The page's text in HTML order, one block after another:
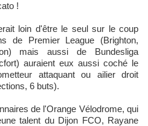
!
loin d'être le seul sur le coup
de Premier League (Brighton,
mais aussi de Bundesliga
auraient eux aussi coché le
attaquant ou ailier droit
6 buts).
de l'Orange Vélodrome, qui
talent du Dijon FCO, Rayane